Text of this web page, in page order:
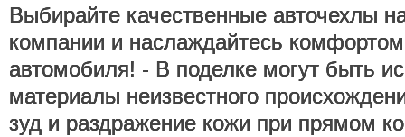
Выбирайте качественные авточехлы
компании и наслаждайтесь
автомобиля! - В поделке могут быть
материалы неизвестного
зуд и раздражение кожи при прямом